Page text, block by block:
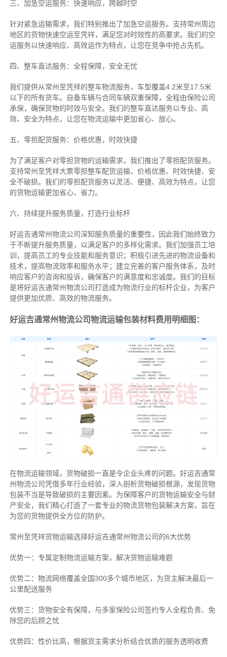
三、加急空运服务：快速响应，跨越时空
针对紧急运输需求，我们特别推出了加急空运服务。支持常州周边
地区的货物快速空运至凭祥，满足您对时效性的高要求。我们的空
运服务以快速响应、高效运作为特点，让您在竞争中抢占先机。
四、整车直达服务：全程保障，安全无忧
我们提供从常州至凭祥的整车物流服务，车型覆盖4.2米至17.5米
以下的所有货车。自备车辆与合同车辆双重保障，全程由保险公司
承保，确保货物的时效与安全。我们的整车直达服务以专业、高
效、安全为特点，让您在物流运输中更加省心、放心。
五、零担配货服务：价格优惠，时效快捷
为了满足客户对零担货物的运输需求，我们推出了零担配货服务。
支持常州至凭祥大票零担整车配货运输，价格优惠、时效快捷、安
全不破损。我们的零担配货服务以灵活、便捷、高效为特点，让您
的货物运输更加省心、省力。
六、持续提升服务质量，打造行业标杆
好运吉通常州物流公司深知服务质量的重要性，因此我们始终致力
于不断提升服务质量，以满足客户的多样化需求。我们加强员工培
训，提高员工的专业技能和服务意识；积极引进先进的物流设备和
技术，提高物流效率和服务水平；建立完善的客户服务体系，及时
响应客户的咨询和投诉，确保客户的满意度和忠诚度。我们的目标
是将好运吉通常州物流公司打造成为物流行业的标杆企业，为客户
提供更加优质、高效的物流服务。
好运吉通常州物流公司物流运输包装材料费用明细图：
在物流运输领域，货物破损一直是令企业头疼的问题。好运吉通常
州物流公司凭借多年行业经验，深入剖析货物破损根源，发现货物
包装不当是导致破损的主要因素。为保障客户的货物运输安全与财
产安全，我们精心打造了一套专业的物流货物包装解决方案，旨在
为您的货物提供全方位的防护。
常州至凭祥货物运输选择好运吉通常州物流公司的6大优势
优势一：专属定制物流运输方案，解决货物运输难题
优势二：物流网络覆盖全国300多个城市地区，为货主解决最后一
公里配送服务
优势三：货物安全有保障，与多家保险公司签约专人全程负责、免
除您的后顾之忧
优势四：性价比高，根据货主需求分析结合优质的服务透明收费